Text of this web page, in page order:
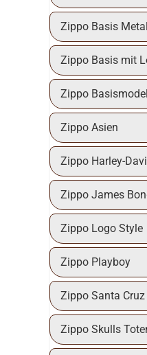
Zippo Basis
Zippo Basis mit
Zippo
Zippo Asien
Zippo Harley-
Zippo James
Zippo Logo Style
Zippo Playboy
Zippo Santa Cruz
Zippo Skulls